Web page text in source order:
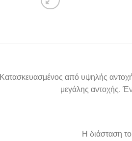
Κατασκευασμένος από υψηλής
μεγάλης αντοχής.
Η διάσταση